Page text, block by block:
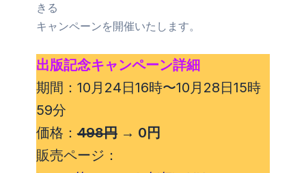
きる
キャンペーンを開催いたします。
出版記念キャンペーン詳細
期間：10月24日16時〜10月28日15時
59分
価格：498円→ 0円
販売ページ：